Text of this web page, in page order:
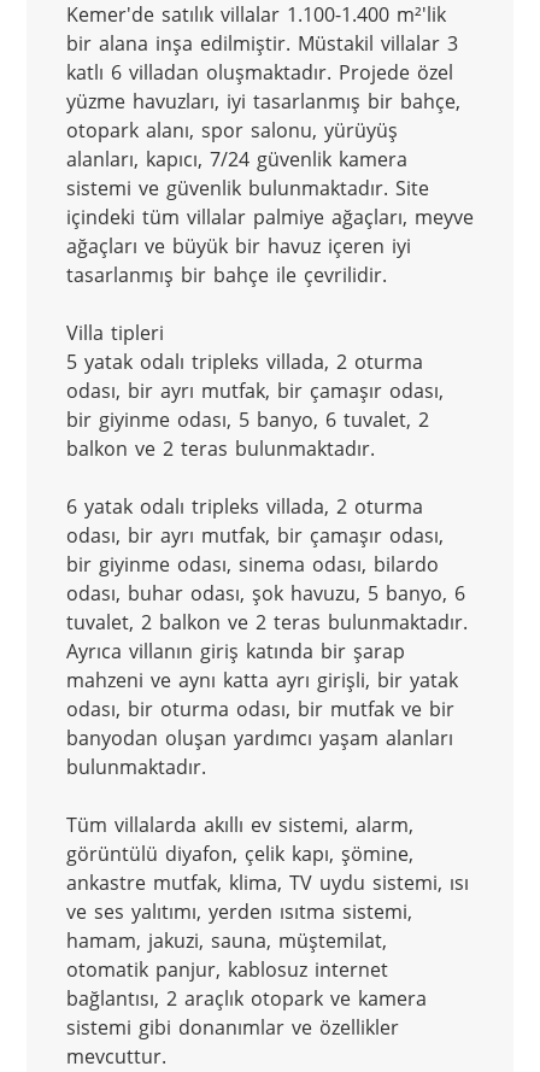
Kemer'de satılık villalar 1.100-1.400 m²'lik
bir alana inşa edilmiştir. Müstakil villalar 3
katlı 6 villadan oluşmaktadır. Projede özel
yüzme havuzları, iyi tasarlanmış bir bahçe,
otopark alanı, spor salonu, yürüyüş
alanları, kapıcı, 7/24 güvenlik kamera
sistemi ve güvenlik bulunmaktadır. Site
içindeki tüm villalar palmiye ağaçları, meyve
ağaçları ve büyük bir havuz içeren iyi
tasarlanmış bir bahçe ile çevrilidir.
Villa tipleri
5 yatak odalı tripleks villada, 2 oturma
odası, bir ayrı mutfak, bir çamaşır odası,
bir giyinme odası, 5 banyo, 6 tuvalet, 2
balkon ve 2 teras bulunmaktadır.
6 yatak odalı tripleks villada, 2 oturma
odası, bir ayrı mutfak, bir çamaşır odası,
bir giyinme odası, sinema odası, bilardo
odası, buhar odası, şok havuzu, 5 banyo, 6
tuvalet, 2 balkon ve 2 teras bulunmaktadır.
Ayrıca villanın giriş katında bir şarap
mahzeni ve aynı katta ayrı girişli, bir yatak
odası, bir oturma odası, bir mutfak ve bir
banyodan oluşan yardımcı yaşam alanları
bulunmaktadır.
Tüm villalarda akıllı ev sistemi, alarm,
görüntülü diyafon, çelik kapı, şömine,
ankastre mutfak, klima, TV uydu sistemi, ısı
ve ses yalıtımı, yerden ısıtma sistemi,
hamam, jakuzi, sauna, müştemilat,
otomatik panjur, kablosuz internet
bağlantısı, 2 araçlık otopark ve kamera
sistemi gibi donanımlar ve özellikler
mevcuttur.